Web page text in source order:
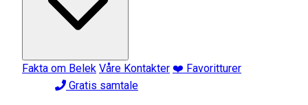
Fakta om Belek Våre Kontakter ❤️ Favoritturer
Gratis samtale